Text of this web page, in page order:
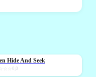
Hide And Seek
0,0